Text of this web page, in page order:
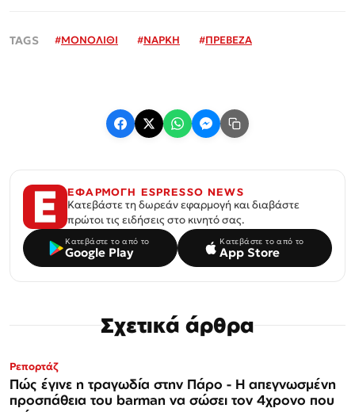
#ΜΟΝΟΛΙΘΙ #ΝΑΡΚΗ #ΠΡΕΒΕΖΑ
ΕΦΑΡΜΟΓΗ ESPRESSO NEWS
Κατεβάστε τη δωρεάν εφαρμογή και διαβάστε
πρώτοι τις ειδήσεις στο κινητό σας.
Κατεβάστε το από το
Google Play
Κατεβάστε το από το
App Store
Σχετικά άρθρα
Ρεπορτάζ
Πώς έγινε η τραγωδία στην Πάρο - Η απεγνωσμένη
προσπάθεια του barman να σώσει τον 4χρονο που